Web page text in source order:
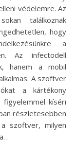
védelemre. Az
találkoznak
hogy
a
Az infectodell
hanem a mobil
A szoftver
a kártékony
figyelemmel kíséri
részletesebben
szoftver, milyen